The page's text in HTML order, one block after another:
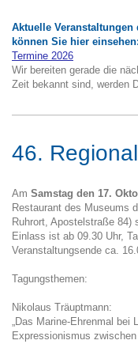
Aktuelle
können Sie hier einsehen:
Termine 2026
Wir bereiten gerade die
Zeit bekannt sind, werden
46.
Am Samstag den 17.
Restaurant des Museums
Ruhrort, Apostelstraße 84)
Einlass ist ab 09.30 Uhr,
Veranstaltungsende ca.
Tagungsthemen:
Nikolaus Träuptmann:
„Das Marine-Ehrenmal
Expressionismus zwischen